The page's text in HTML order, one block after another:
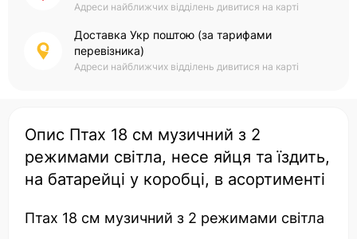
Адреси найближчих відділень дивитися на карті
Доставка Укр поштою (за тарифами
перевізника)
Адреси найближчих відділень дивитися на карті
Опис Птах 18 см музичний з 2
режимами світла, несе яйця та їздить,
на батарейці у коробці, в асортименті
Птах 18 см музичний з 2 режимами світла